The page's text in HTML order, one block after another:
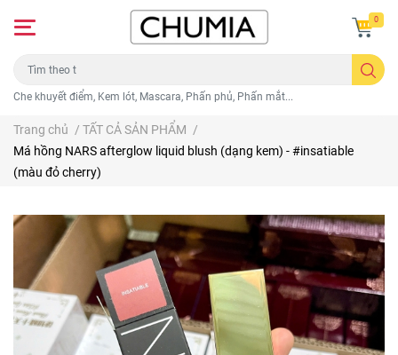
Che khuyết điểm, Kem lót, Mascara, Phấn phủ, Phấn mắt...
0
Trang chủ / TẤT CẢ SẢN PHẨM /
Má hồng NARS afterglow liquid blush (dạng kem) - #insatiable
(màu đỏ cherry)